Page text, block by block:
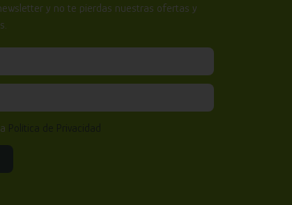
y no te pierdas nuestras ofertas y